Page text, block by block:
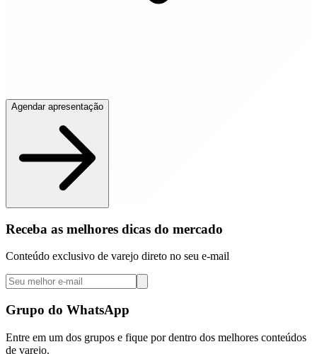
Agendar apresentação
Receba as melhores dicas do mercado
Conteúdo exclusivo de varejo direto no seu e-mail
Grupo do WhatsApp
Entre em um dos grupos e fique por dentro dos melhores conteúdos
de varejo.